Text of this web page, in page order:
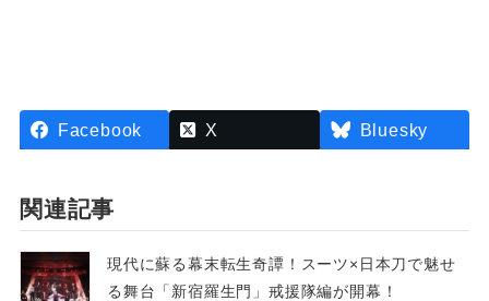
Facebook X Bluesky
関連記事
現代に蘇る幕末転生奇譚！スーツ×日本刀で魅せ
る舞台「新宿羅生門」戒援隊編が開幕！